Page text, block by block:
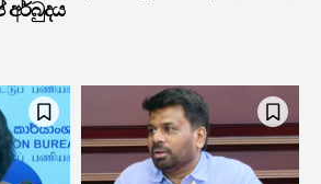
අර්බුදය